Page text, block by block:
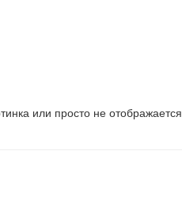
или просто не отображается